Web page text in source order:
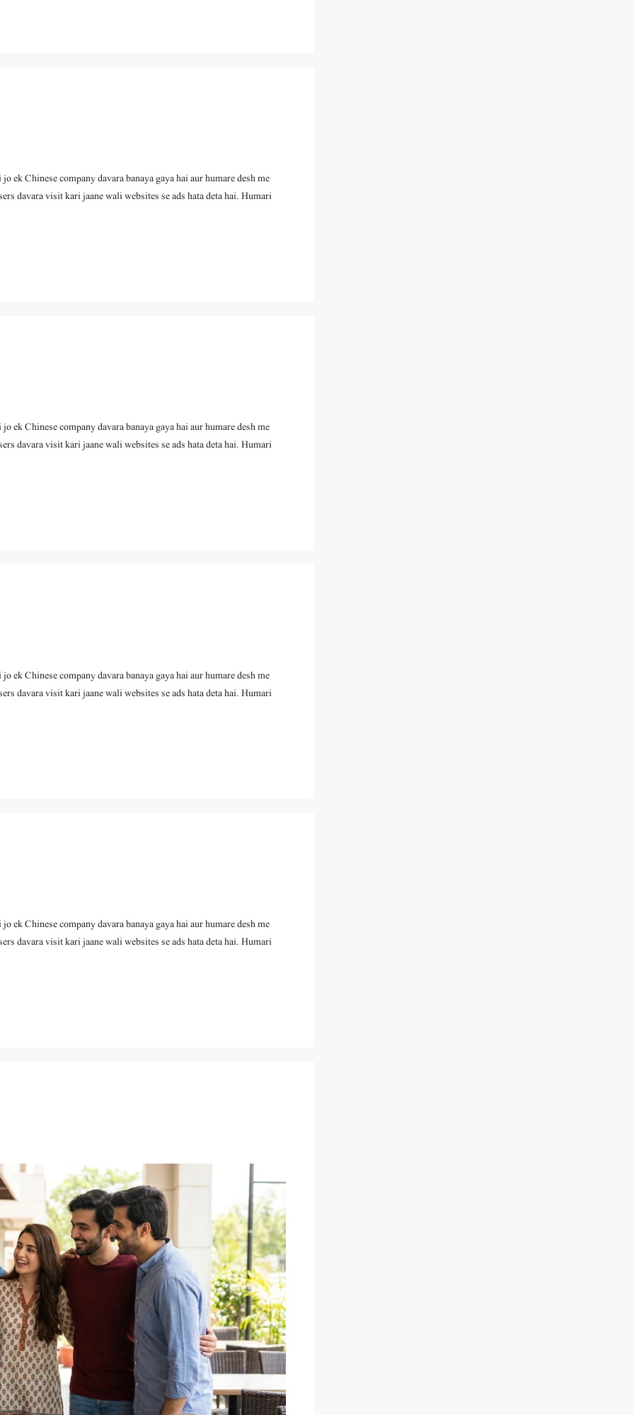
Chinese company davara banaya gaya hai aur humare desh me
davara visit kari jaane wali websites se ads hata deta hai. Humari
Chinese company davara banaya gaya hai aur humare desh me
davara visit kari jaane wali websites se ads hata deta hai. Humari
Chinese company davara banaya gaya hai aur humare desh me
davara visit kari jaane wali websites se ads hata deta hai. Humari
Chinese company davara banaya gaya hai aur humare desh me
davara visit kari jaane wali websites se ads hata deta hai. Humari